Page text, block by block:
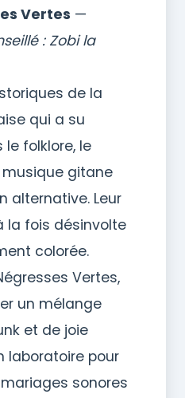
Vertes —
: Zobi la
de la
qui a su
folklore, le
gitane
alternative. Leur
la fois désinvolte
colorée.
Vertes,
un mélange
et de joie
laboratoire pour
sonores